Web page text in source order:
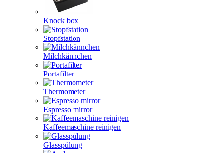
Knock box
Stopfstation
Milchkännchen
Portafilter
Thermometer
Espresso mirror
Kaffeemaschine reinigen
Glasspülung